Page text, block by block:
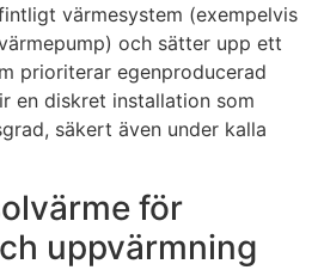
värmesystem (exempelvis
och sätter upp ett
prioriterar egenproducerad
en diskret installation som
säkert även under kalla
för
uppvärmning